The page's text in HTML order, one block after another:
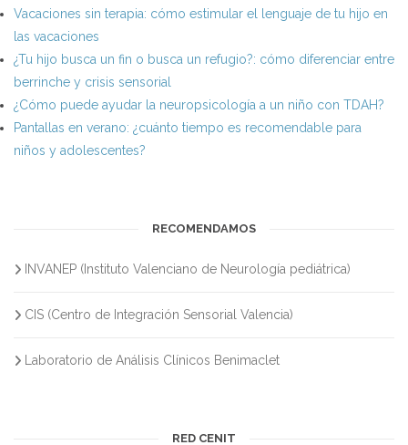
Vacaciones sin terapia: cómo estimular el lenguaje de tu hijo en
las vacaciones
¿Tu hijo busca un fin o busca un refugio?: cómo diferenciar entre
berrinche y crisis sensorial
¿Cómo puede ayudar la neuropsicología a un niño con TDAH?
Pantallas en verano: ¿cuánto tiempo es recomendable para
niños y adolescentes?
RECOMENDAMOS
INVANEP (Instituto Valenciano de Neurología pediátrica)
CIS (Centro de Integración Sensorial Valencia)
Laboratorio de Análisis Clínicos Benimaclet
RED CENIT